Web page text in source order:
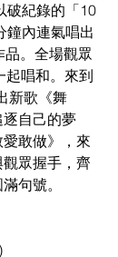
破紀錄的「10
鐘內連氣唱出
品。全場觀眾
起唱和。來到
新歌《舞
自己的夢
敢做》，來
眾握手，齊
句號。